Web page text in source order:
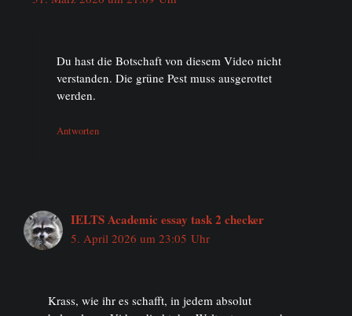
Du hast die Botschaft von diesem Video nicht
verstanden. Die grüne Pest muss ausgerottet
werden.
Antworten
IELTS Academic essay task 2 checker
5. April 2026 um 23:05 Uhr
Krass, wie ihr es schafft, in jedem absolut